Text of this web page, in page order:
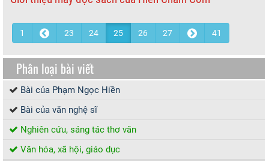
1 23 24 25 26 27 41
Phân loại bài viết
Bài của Phạm Ngọc Hiền
Bài của văn nghệ sĩ
Nghiên cứu, sáng tác thơ văn
Văn hóa, xã hội, giáo dục